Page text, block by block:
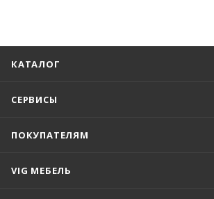
КАТАЛОГ
СЕРВИСЫ
ПОКУПАТЕЛЯМ
VIG МЕБЕЛЬ